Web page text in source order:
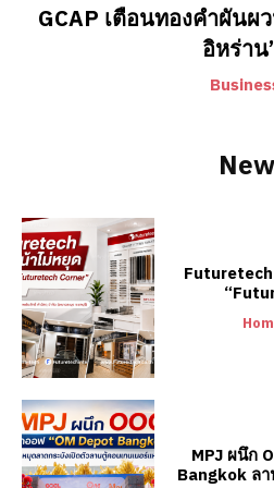
GCAP เตือนทองคำผันผ
อิหร่า
MPJ ผนึก
Bangkok ล